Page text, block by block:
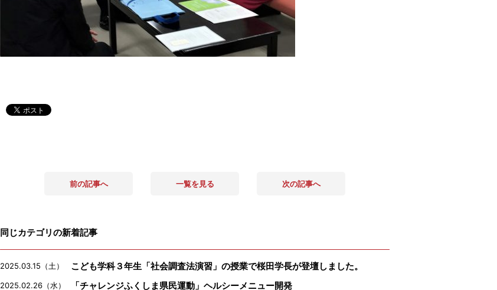
前の記事へ 一覧を見る 次の記事へ
同じカテゴリの新着記事
2025.03.15（土） こども学科３年生「社会調査法演習」の授業で桜田学長が登壇しました。
2025.02.26（水） 「チャレンジふくしま県民運動」ヘルシーメニュー開発